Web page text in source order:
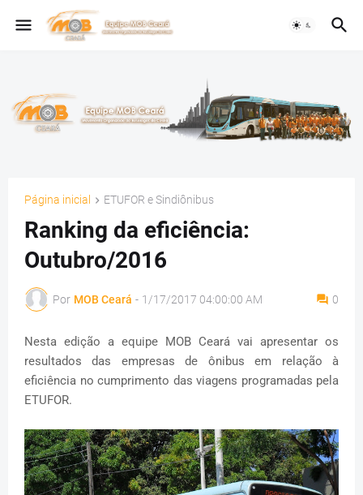
Página inicial ETUFOR e Sindiônibus
Ranking da eficiência:
Outubro/2016
Por MOB Ceará - 1/17/2017 04:00:00 AM 0
Nesta edição a equipe MOB Ceará vai apresentar os
resultados das empresas de ônibus em relação à
eficiência no cumprimento das viagens programadas pela
ETUFOR.